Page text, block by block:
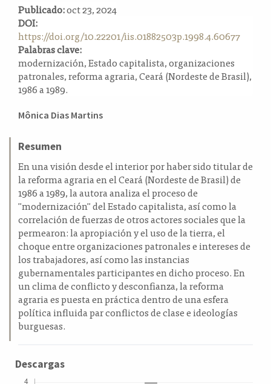
a
l
a
t
e
r
a
Publicado:oct 23, 2024
DOI:
https://doi.org/10.22201/iis.01882503p.1998.4.60677
Palabras clave:
modernización, Estado capitalista, organizaciones
patronales, reforma agraria, Ceará (Nordeste de Brasil),
1986 a 1989.
Contenido
del
artículo
Mônica Dias Martins
Resumen
En una visión desde el interior por haber sido titular de
la reforma agraria en el Ceará (Nordeste de Brasil) de
1986 a 1989, la autora analiza el proceso de
"modernización" del Estado capitalista, así como la
correlación de fuerzas de otros actores sociales que la
permearon: la apropiación y el uso de la tierra, el
choque entre organizaciones patronales e intereses de
los trabajadores, así como las instancias
gubernamentales participantes en dicho proceso. En
un clima de conflicto y desconfianza, la reforma
agraria es puesta en práctica dentro de una esfera
política influida par conflictos de clase e ideologías
burguesas.
Descargas